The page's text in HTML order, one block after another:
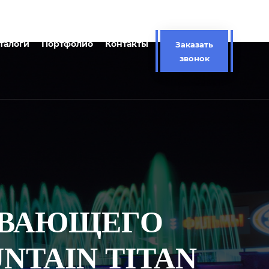
Портфолио Контакты
Заказать
звонок
TITAN